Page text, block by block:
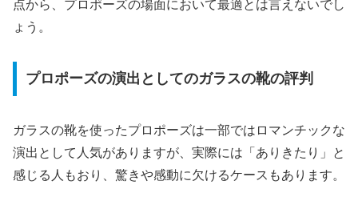
点から、プロポーズの場面において最適とは言えないでし
ょう。
プロポーズの演出としてのガラスの靴の評判
ガラスの靴を使ったプロポーズは一部ではロマンチックな
演出として人気がありますが、実際には「ありきたり」と
感じる人もおり、驚きや感動に欠けるケースもあります。